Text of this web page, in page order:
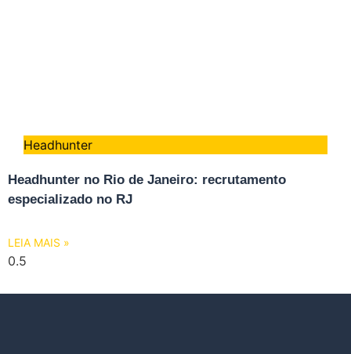
Headhunter
Headhunter no Rio de Janeiro: recrutamento
especializado no RJ
LEIA MAIS »